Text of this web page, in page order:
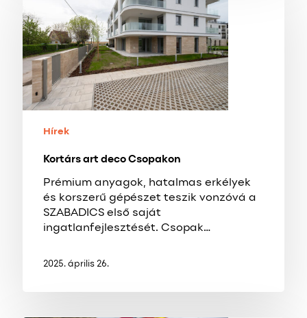
deco
Csopakon
Hírek
Kortárs art deco Csopakon
Prémium anyagok, hatalmas erkélyek
és korszerű gépészet teszik vonzóvá a
SZABADICS első saját
ingatlanfejlesztését. Csopak…
2025. április 26.